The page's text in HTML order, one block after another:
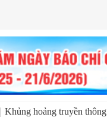
Khủng hoảng truyền thông